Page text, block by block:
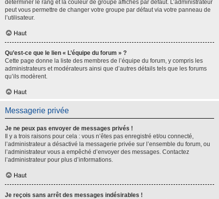
déterminer le rang et la couleur de groupe affichés par défaut. L’administrateur
peut vous permettre de changer votre groupe par défaut via votre panneau de
l’utilisateur.
Haut
Qu’est-ce que le lien « L’équipe du forum » ?
Cette page donne la liste des membres de l’équipe du forum, y compris les
administrateurs et modérateurs ainsi que d’autres détails tels que les forums
qu’ils modèrent.
Haut
Messagerie privée
Je ne peux pas envoyer de messages privés !
Il y a trois raisons pour cela : vous n’êtes pas enregistré et/ou connecté,
l’administrateur a désactivé la messagerie privée sur l’ensemble du forum, ou
l’administrateur vous a empêché d’envoyer des messages. Contactez
l’administrateur pour plus d’informations.
Haut
Je reçois sans arrêt des messages indésirables !